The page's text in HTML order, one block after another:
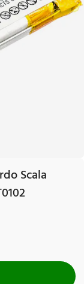
Scala